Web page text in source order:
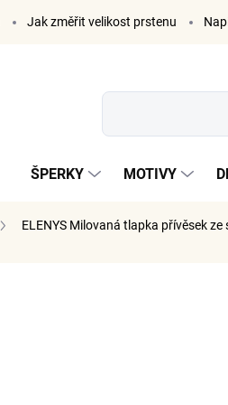
Jak změřit velikost prstenu
ŠPERKY MOTIVY
ELENYS Milovaná tlapka přívěsek